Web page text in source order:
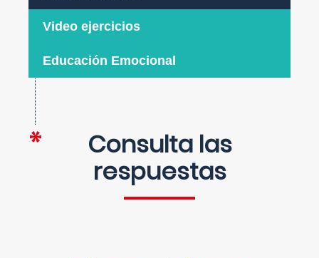
Video ejercicios
Educación Emocional
Consulta las
respuestas